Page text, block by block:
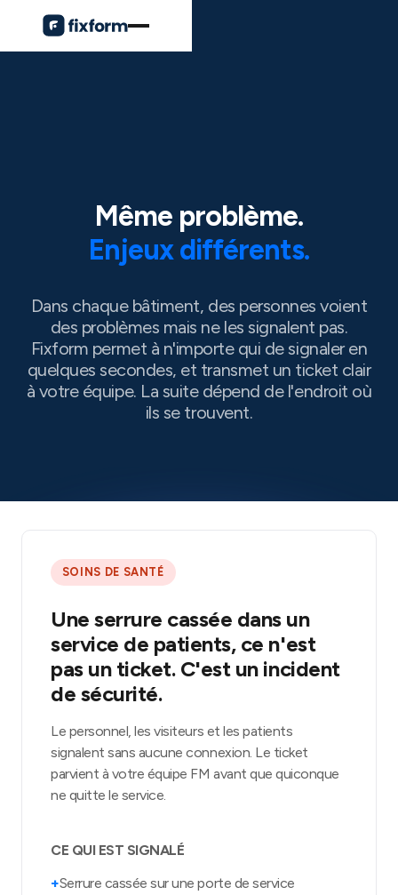
Même problème.
Enjeux différents.
Dans chaque bâtiment, des personnes voient
des problèmes mais ne les signalent pas.
Fixform permet à n'importe qui de signaler en
quelques secondes, et transmet un ticket clair
à votre équipe. La suite dépend de l'endroit où
ils se trouvent.
SOINS DE SANTÉ
Une serrure cassée dans un
service de patients, ce n'est
pas un ticket. C'est un incident
de sécurité.
Le personnel, les visiteurs et les patients
signalent sans aucune connexion. Le ticket
parvient à votre équipe FM avant que quiconque
ne quitte le service.
CE QUI EST SIGNALÉ
+Serrure cassée sur une porte de service